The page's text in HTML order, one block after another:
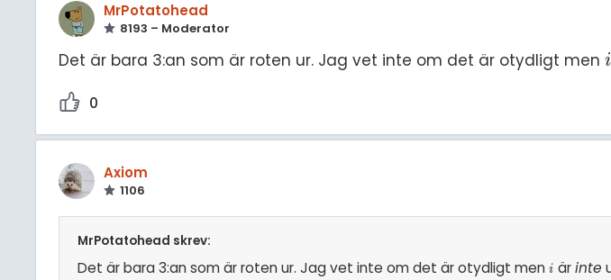
MrPotatohead
8193 – Moderator
Det är bara 3:an som är roten ur. Jag vet inte om det är otydligt men i
i
0
Axiom
1106
MrPotatohead skrev:
Det är bara 3:an som är roten ur. Jag vet inte om det är otydligt men i
i ärinte